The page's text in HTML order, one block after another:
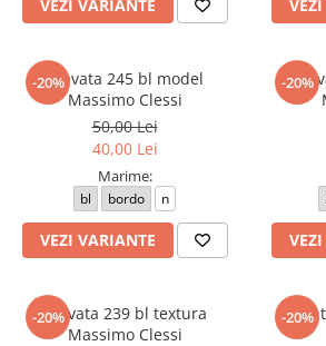
VEZI VARIANTE
-20%
Cravata 245 bl model
Massimo Clessi
50,00 Lei
40,00 Lei
Marime:
bl bordo n
VEZI VARIANTE
-20%
-20%
Cravata 239 bl textura
Massimo Clessi
-20%